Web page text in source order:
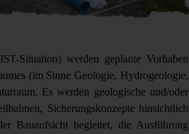
Situation) werden geplante Vorhaben
(im Sinne Geologie, Hydrogeologie,
Es werden geologische und/oder
Sicherungskonzepte hinsichtlich
Bauaufsicht begleitet, die Ausführung